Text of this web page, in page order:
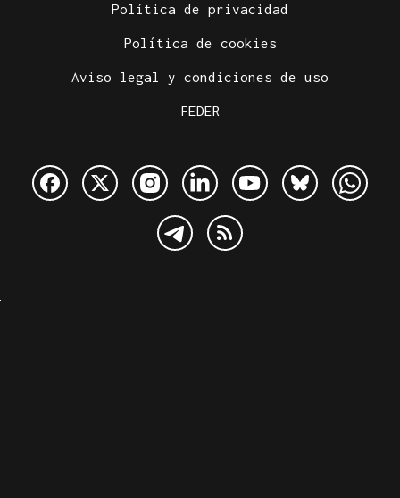
Política de privacidad
Política de cookies
Aviso legal y condiciones de uso
FEDER